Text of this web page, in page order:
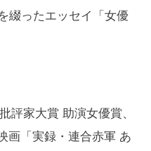
綴ったエッセイ「女優
家大賞 助演女優賞、
画「実録・連合赤軍 あ